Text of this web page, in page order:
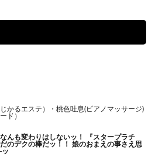
かるエステ）・桃色吐息(ピアノマッサージ)
ド）
なんも変わりはしないッ！ 『スタープラチ
のデクの棒だッ！！ 娘のおまえの事さえ思